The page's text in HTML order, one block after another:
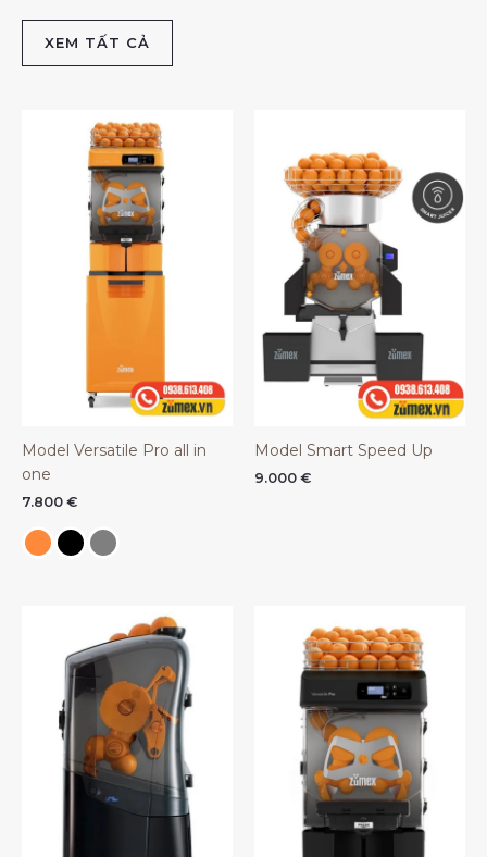
XEM TẤT CẢ
Model Versatile Pro all in
one
7.800 €
Model Smart Speed Up
9.000 €